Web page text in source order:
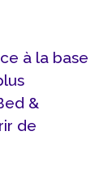
à la base
&
de